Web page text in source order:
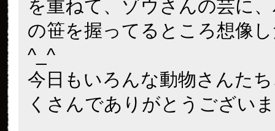
を重ねて、ゾウさんの芸に
の笹を握ってるところ想像
^_^
今日もいろんな動物さんた
くさんでありがとうござい